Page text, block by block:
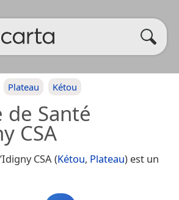
Plateau Kétou
de Santé
CSA
CSA (Kétou, Plateau) est un